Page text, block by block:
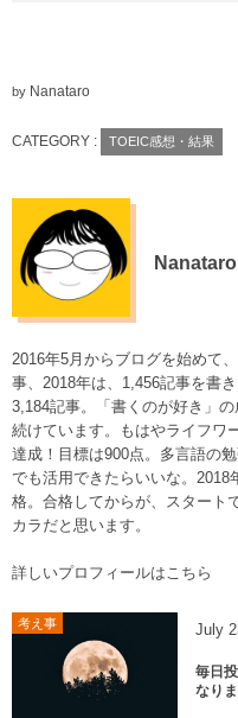
by Nanataro
CATEGORY : TOEIC感想・結果
Nanataro
2016年5月からブログを始めて
事、2018年は、1,456記事を書
3,184記事。「書くのが好き」
続けています。もはやライフワ
達成！目標は900点。多言語の
でも活用できたらいいな。2018
格。合格してからが、スタート
カラだと思います。
詳しいプロフィールはこちら
考え事 July
毎日
なりま